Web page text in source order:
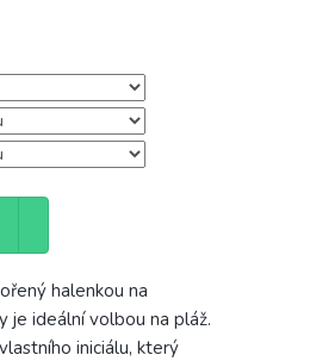
halenkou na
je ideální volbou na pláž.
iniciálu, který